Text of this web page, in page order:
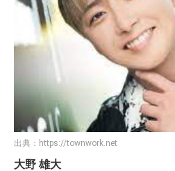
出典： https://townwork.net
大野 雄大